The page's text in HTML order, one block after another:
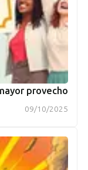
provecho
09/10/2025